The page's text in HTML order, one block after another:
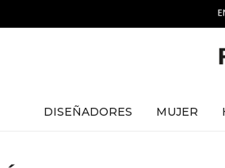
DISEÑADORES MUJER